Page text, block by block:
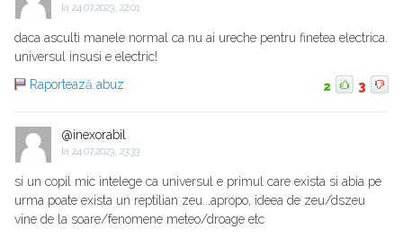
la 24.07.2023, 22:01
daca asculti manele normal ca nu ai ureche pentru finetea electrica.
universul insusi e electric!
Raportează abuz
2 3
@inexorabil
la 24.07.2023, 23:33
si un copil mic intelege ca universul e primul care exista si abia pe
urma poate exista un reptilian zeu...apropo, ideea de zeu/dszeu
vine de la soare/fenomene meteo/droage etc